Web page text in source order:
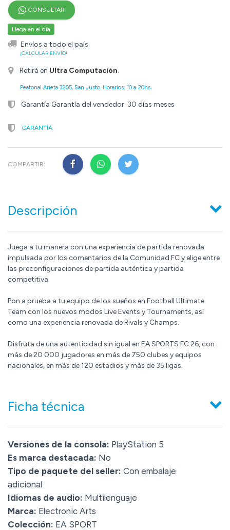
CONSULTAR
Llega en el día
Envíos a todo el país
¡CALCULAR ENVÍO!
Retirá en Ultra Computación.
Peatonal Arieta 3205, San Justo. Horarios: 10 a 20hs.
Garantía Garantía del vendedor: 30 días meses
GARANTÍA
COMPARTIR:
Descripción
Juega a tu manera con una experiencia de partida renovada
impulsada por los comentarios de la Comunidad FC y elige entre
las preconfiguraciones de partida auténtica y partida
competitiva.
Pon a prueba a tu equipo de los sueños en Football Ultimate
Team con los nuevos modos Live Events y Tournaments, así
como una experiencia renovada de Rivals y Champs.
Disfruta de una autenticidad sin igual en EA SPORTS FC 26, con
más de 20 000 jugadores en más de 750 clubes y equipos
nacionales, en más de 120 estadios y más de 35 ligas.
Ficha técnica
Versiones de la consola: PlayStation 5
Es marca destacada: No
Tipo de paquete del seller: Con embalaje
adicional
Idiomas de audio: Multilenguaje
Marca: Electronic Arts
Colección: EA SPORT